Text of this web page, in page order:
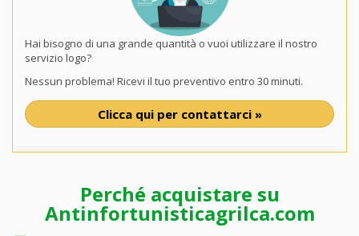
Hai bisogno di una grande quantità o vuoi utilizzare il nostro
servizio logo?
Nessun problema! Ricevi il tuo preventivo entro 30 minuti.
Clicca qui per contattarci »
Perché acquistare su
Antinfortunisticagrilca.com